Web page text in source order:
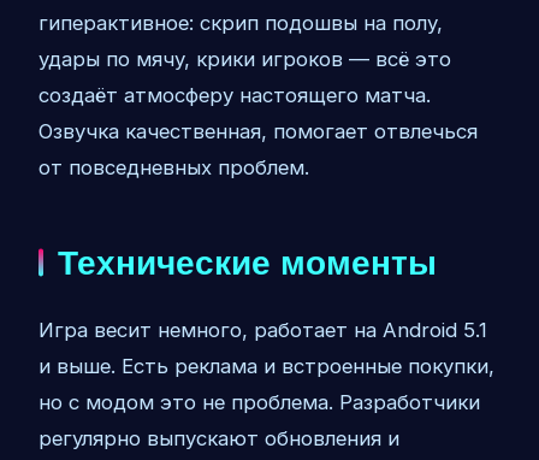
гиперактивное: скрип подошвы на полу,
удары по мячу, крики игроков — всё это
создаёт атмосферу настоящего матча.
Озвучка качественная, помогает отвлечься
от повседневных проблем.
Технические моменты
Игра весит немного, работает на Android 5.1
и выше. Есть реклама и встроенные покупки,
но с модом это не проблема. Разработчики
регулярно выпускают обновления и